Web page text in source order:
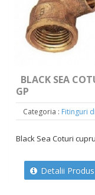
BLACK SEA
GP
Categoria : Fitinguri
Black Sea Coturi cupru
Detalii Produs